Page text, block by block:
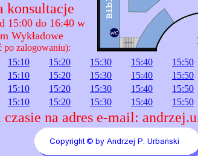
konsultacje
15:00 do 16:40 w
Wykładowe
po zalogowaniu):
15:10 15:20 15:30 15:40 15:50
15:10 15:20 15:30 15:40 15:50
15:10 15:20 15:30 15:40 15:50
15:10 15:20 15:30 15:40 15:50
na adres e-mail: